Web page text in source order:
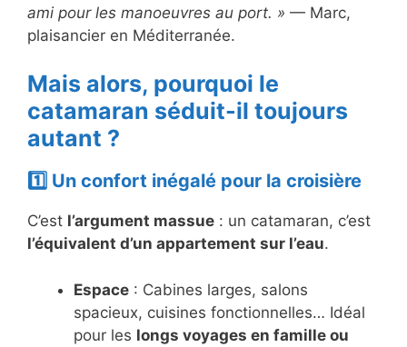
ami pour les manoeuvres au port. » — Marc,
plaisancier en Méditerranée.
Mais alors, pourquoi le
catamaran séduit-il toujours
autant ?
1️⃣ Un confort inégalé pour la croisière
C’est l’argument massue : un catamaran, c’est
l’équivalent d’un appartement sur l’eau.
Espace : Cabines larges, salons
spacieux, cuisines fonctionnelles… Idéal
pour les longs voyages en famille ou